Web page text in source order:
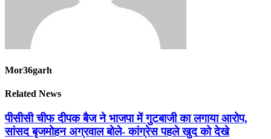
Mor36garh
Related News
पीसीसी चीफ दीपक बैज ने भाजपा में गुटबाजी का लगाया आरोप,
सांसद बृजमोहन अग्रवाल बोले- कांग्रेस पहले खुद को देखे